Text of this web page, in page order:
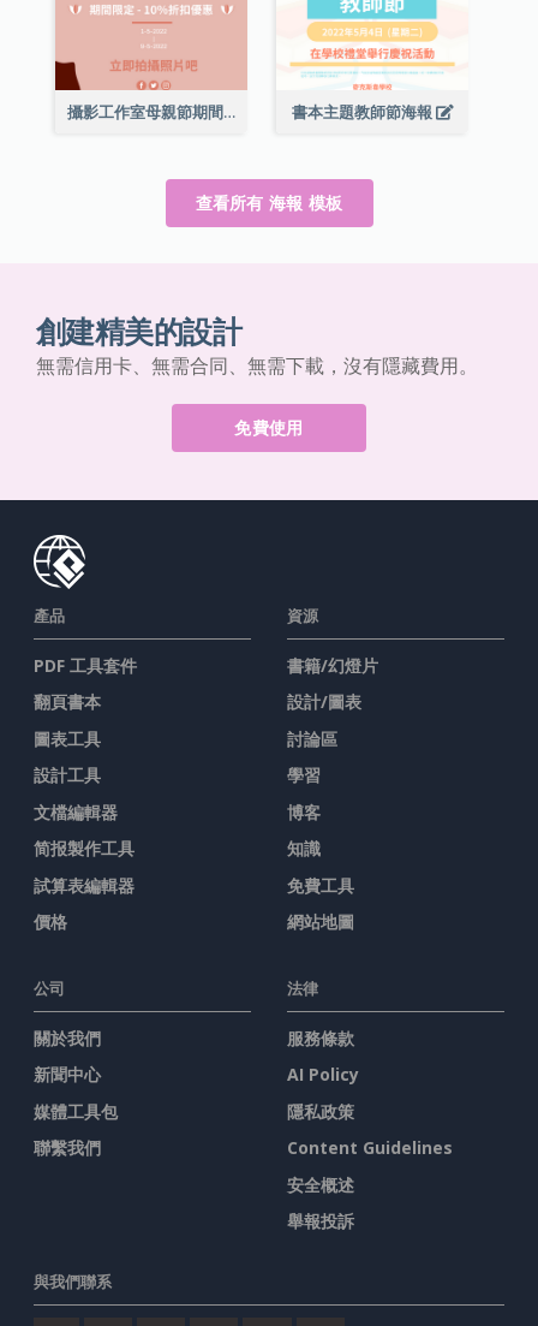
攝影工作室母親節期間限定優惠宣傳海報 書本主題教師節海報
查看所有 海報 模板
創建精美的設計
無需信用卡、無需合同、無需下載，沒有隱藏費用。
免費使用
產品
PDF 工具套件
翻頁書本
圖表工具
設計工具
文檔編輯器
简报製作工具
試算表編輯器
價格
資源
書籍/幻燈片
設計/圖表
討論區
學習
博客
知識
免費工具
網站地圖
公司
關於我們
新聞中心
媒體工具包
聯繫我們
法律
服務條款
AI Policy
隱私政策
Content Guidelines
安全概述
舉報投訴
與我們聯系